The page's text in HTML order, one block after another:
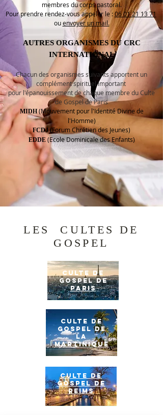
membres du corps pastoral.
Pour prendre rendez-vous appeler le :06 01 21 13 71
ouenvoyer un mail.
AUTRES ORGANISMES DU CRC
INTERNATIONAL
Chacun des organismes suivants apportent un
complément spirituel important
pour l'épanouissement de chaque membre du Culte
de Gospel de Paris
MIDH (Mouvement pour l'Identité Divine de
l'Homme)
FCDJ(ForumChrétien des Jeunes)
EDDE (Ecole Dominicale des Enfants)
LES CULTES DE
GOSPEL
CULTE DE
GOSPEL DE
PARIS
CULTE DE
GOSPEL DE
LA
MARTINIQUE
CULTE DE
GOSPEL DE
REIMS